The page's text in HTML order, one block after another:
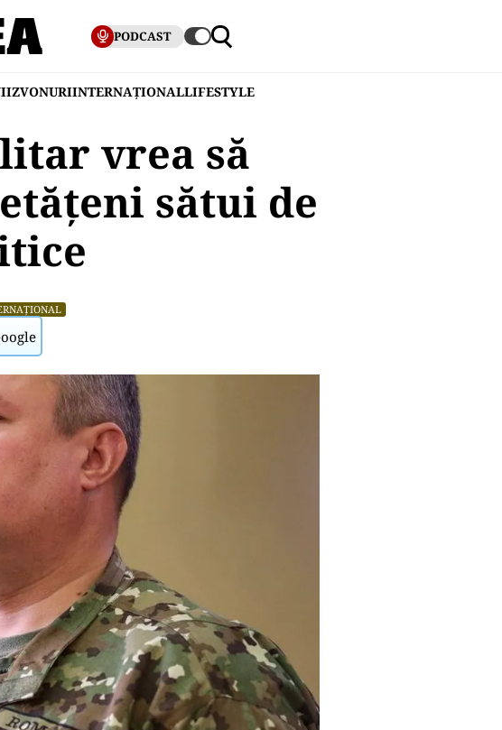
PODCAST
ZVONURIINTERNAȚIONALLIFESTYLE
vrea să
sătui de